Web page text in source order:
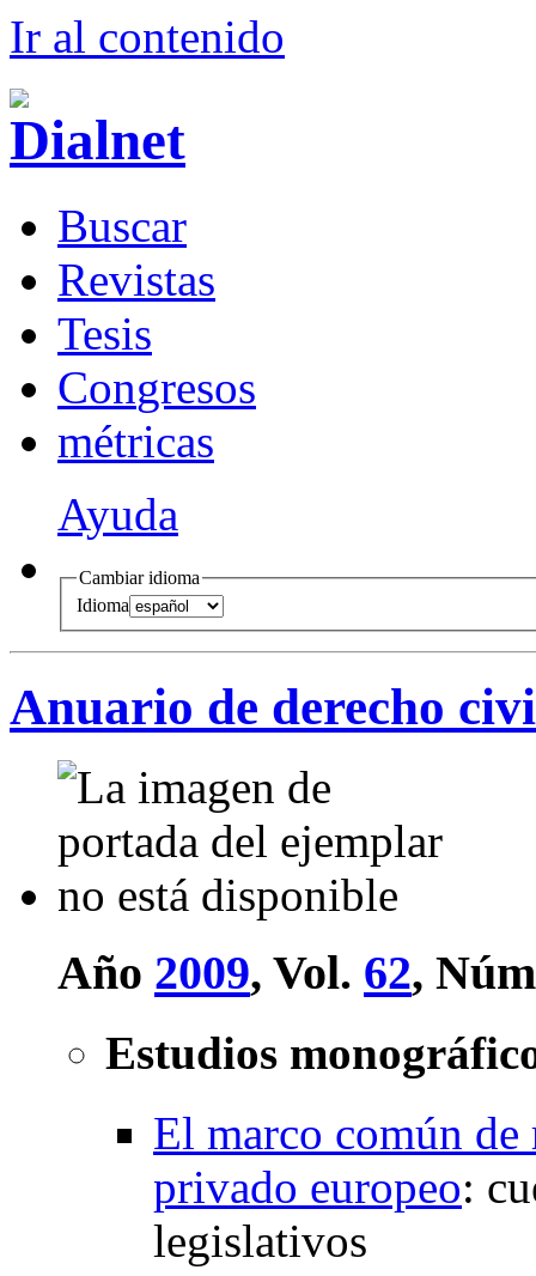
Ir al contenido
Buscar
Revistas
Tesis
Congresos
métricas
Ayuda
Cambiar idioma
Idioma
Anuario de derecho
Año 2009, Vol. 62,
Estudios
El marco común de
privado europeo:
legislativos